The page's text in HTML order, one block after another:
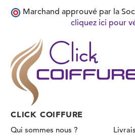
CLICK COIFFURE
Qui sommes nous ?
Marchand approuvé par la
cliquez ici pour